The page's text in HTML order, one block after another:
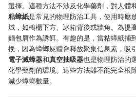
選擇。這種方法不涉及化學藥劑，對人體
粘蟑紙是常見的物理防治工具，使用時應
域，如櫥櫃下方、冰箱背後或牆角。為提
麵包屑作為誘餌。有趣的是，當粘蟑紙捕
換，因為蟑螂屍體會釋放聚集信息素，吸
電子滅蟑器和真空抽吸器也是物理防治的
化學藥劑的環境。這些方法雖不能完全根
減少蟑螂數量。